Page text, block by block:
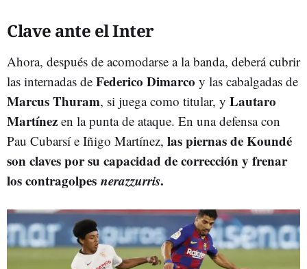
Clave ante el Inter
Ahora, después de acomodarse a la banda, deberá cubrir
las internadas de Federico Dimarco y las cabalgadas de
Marcus Thuram, si juega como titular, y Lautaro
Martínez en la punta de ataque. En una defensa con
Pau Cubarsí e Iñigo Martínez, las piernas de Koundé
son claves por su capacidad de corrección y frenar
los contragolpes nerazzurris.